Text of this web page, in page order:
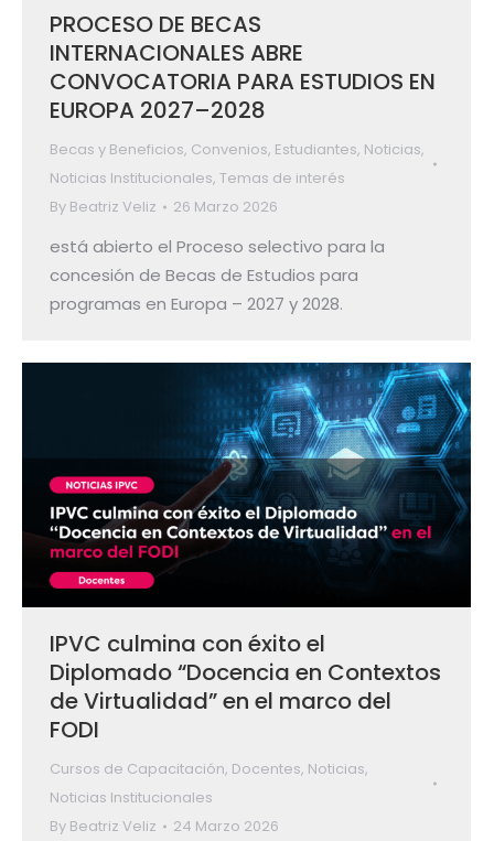
PROCESO DE BECAS
INTERNACIONALES ABRE
CONVOCATORIA PARA ESTUDIOS EN
EUROPA 2027–2028
Becas y Beneficios, Convenios, Estudiantes, Noticias,
Noticias Institucionales, Temas de interés
By Beatriz Veliz 26 Marzo 2026
está abierto el Proceso selectivo para la
concesión de Becas de Estudios para
programas en Europa – 2027 y 2028.
IPVC culmina con éxito el
Diplomado “Docencia en Contextos
de Virtualidad” en el marco del
FODI
Cursos de Capacitación, Docentes, Noticias,
Noticias Institucionales
By Beatriz Veliz 24 Marzo 2026